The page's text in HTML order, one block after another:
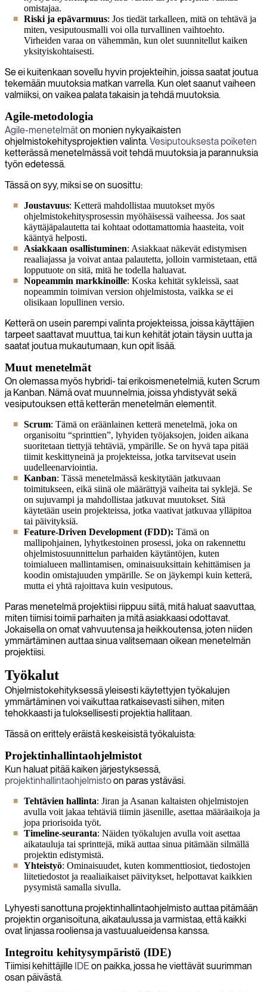
omistajaa.
Riski ja epävarmuus: Jos tiedät tarkalleen, mitä on tehtävä ja
miten, vesiputousmalli voi olla turvallinen vaihtoehto.
Virheiden varaa on vähemmän, kun olet suunnitellut kaiken
yksityiskohtaisesti.
Se ei kuitenkaan sovellu hyvin projekteihin, joissa saatat joutua
tekemään muutoksia matkan varrella. Kun olet saanut vaiheen
valmiiksi, on vaikea palata takaisin ja tehdä muutoksia.
Agile-metodologia
Agile-menetelmäton monien nykyaikaisten
ohjelmistokehitysprojektien valinta.Vesiputouksesta poiketen
ketterässä menetelmässä voit tehdä muutoksia ja parannuksia
työn edetessä.
Tässä on syy, miksi se on suosittu:
Joustavuus: Ketterä mahdollistaa muutokset myös
ohjelmistokehitysprosessin myöhäisessä vaiheessa. Jos saat
käyttäjäpalautetta tai kohtaat odottamattomia haasteita, voit
kääntyä helposti.
Asiakkaan osallistuminen: Asiakkaat näkevät edistymisen
reaaliajassa ja voivat antaa palautetta, jolloin varmistetaan, että
lopputuote on sitä, mitä he todella haluavat.
Nopeammin markkinoille: Koska kehität sykleissä, saat
nopeammin toimivan version ohjelmistosta, vaikka se ei
olisikaan lopullinen versio.
Ketterä on usein parempi valinta projekteissa, joissa käyttäjien
tarpeet saattavat muuttua, tai kun kehität jotain täysin uutta ja
saatat joutua mukautumaan, kun opit lisää.
Muut menetelmät
On olemassa myös hybridi- tai erikoismenetelmiä, kuten Scrum
ja Kanban. Nämä ovat muunnelmia, joissa yhdistyvät sekä
vesiputouksen että ketterän menetelmän elementit.
Scrum: Tämä on eräänlainen ketterä menetelmä, joka on
organisoitu “sprinttien”, lyhyiden työjaksojen, joiden aikana
suoritetaan tiettyjä tehtäviä, ympärille. Se on hyvä tapa pitää
tiimit keskittyneinä ja projekteissa, jotka tarvitsevat usein
uudelleenarviointia.
Kanban: Tässä menetelmässä keskitytään jatkuvaan
toimitukseen, eikä siinä ole määrättyjä vaiheita tai syklejä. Se
on sujuvampi ja mahdollistaa jatkuvat muutokset. Sitä
käytetään usein projekteissa, jotka vaativat jatkuvaa ylläpitoa
tai päivityksiä.
Feature-Driven Development (FDD): Tämä on
mallipohjainen, lyhytkestoinen prosessi, joka on rakennettu
ohjelmistosuunnittelun parhaiden käytäntöjen, kuten
toimialueen mallintamisen, ominaisuuksittain kehittämisen ja
koodin omistajuuden ympärille. Se on jäykempi kuin ketterä,
mutta ei yhtä rajoittava kuin vesiputous.
Paras menetelmä projektiisi riippuu siitä, mitä haluat saavuttaa,
miten tiimisi toimii parhaiten ja mitä asiakkaasi odottavat.
Jokaisella on omat vahvuutensa ja heikkoutensa, joten niiden
ymmärtäminen auttaa sinua valitsemaan oikean menetelmän
projektiisi.
Työkalut
Ohjelmistokehityksessä yleisesti käytettyjen työkalujen
ymmärtäminen voi vaikuttaa ratkaisevasti siihen, miten
tehokkaasti ja tuloksellisesti projektia hallitaan.
Tässä on erittely eräistä keskeisistä työkaluista:
Projektinhallintaohjelmistot
Kun haluat pitää kaiken järjestyksessä,
projektinhallintaohjelmistoon paras ystäväsi.
Tehtävien hallinta: Jiran ja Asanan kaltaisten ohjelmistojen
avulla voit jakaa tehtäviä tiimin jäsenille, asettaa määräaikoja ja
jopa priorisoida työt.
Timeline-seuranta: Näiden työkalujen avulla voit asettaa
aikatauluja tai sprinttejä, mikä auttaa sinua pitämään silmällä
projektin edistymistä.
Yhteistyö: Ominaisuudet, kuten kommenttiosiot, tiedostojen
liitetiedostot ja reaaliaikaiset päivitykset, helpottavat kaikkien
pysymistä samalla sivulla.
Lyhyesti sanottuna projektinhallintaohjelmisto auttaa pitämään
projektin organisoituna, aikataulussa ja varmistaa, että kaikki
ovat linjassa rooliensa ja vastuualueidensa kanssa.
Integroitu kehitysympäristö (IDE)
Tiimisi kehittäjille IDEon paikka, jossa he viettävät suurimman
osan päivästä.